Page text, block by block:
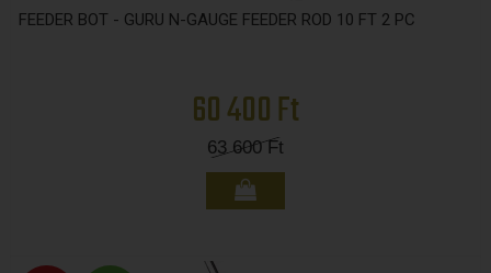
FEEDER BOT - GURU N-GAUGE FEEDER ROD 10 FT 2 PC
60 400 Ft
63 600Ft